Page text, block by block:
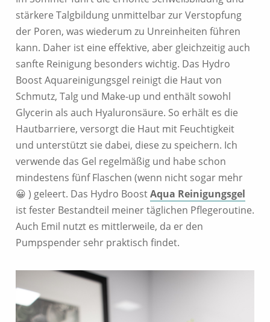
stärkere Talgbildung unmittelbar zur Verstopfung
der Poren, was wiederum zu Unreinheiten führen
kann. Daher ist eine effektive, aber gleichzeitig auch
sanfte Reinigung besonders wichtig. Das Hydro
Boost Aquareinigungsgel reinigt die Haut von
Schmutz, Talg und Make-up und enthält sowohl
Glycerin als auch Hyaluronsäure. So erhält es die
Hautbarriere, versorgt die Haut mit Feuchtigkeit
und unterstützt sie dabei, diese zu speichern. Ich
verwende das Gel regelmäßig und habe schon
mindestens fünf Flaschen (wenn nicht sogar mehr
😀 ) geleert. Das Hydro BoostAqua Reinigungsgel
ist fester Bestandteil meiner täglichen Pflegeroutine.
Auch Emil nutzt es mittlerweile, da er den
Pumpspender sehr praktisch findet.